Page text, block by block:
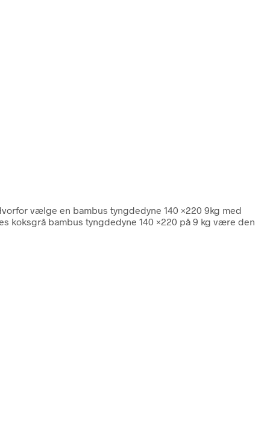
vælge en bambus tyngdedyne 140 ×220 9kg med
koksgrå bambus tyngdedyne 140 ×220 på 9 kg være den